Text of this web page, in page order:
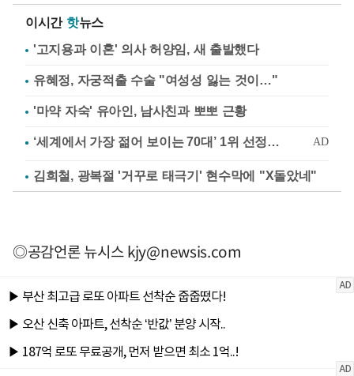
이시간 핫뉴스
'고지용과 이혼' 의사 허양임, 새 출발했다
유혜정, 자궁적출 수술 "여성성 잃는 것이…"
'마약 자숙' 유아인, 남사친과 뽀뽀 근황
김희철, 광복절 '거꾸로 태극기' 현수막에 "X돌았네"
◎공감언론 뉴시스kjy@newsis.com